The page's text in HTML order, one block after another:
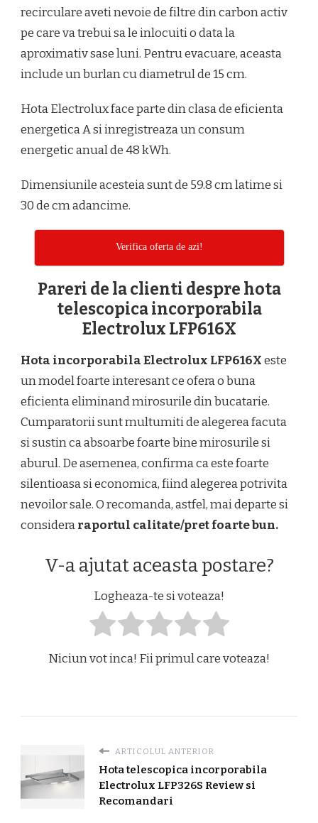
recirculare aveti nevoie de filtre din carbon activ
pe care va trebui sa le inlocuiti o data la
aproximativ sase luni. Pentru evacuare, aceasta
include un burlan cu diametrul de 15 cm.
Hota Electrolux face parte din clasa de eficienta
energetica A si inregistreaza un consum
energetic anual de 48 kWh.
Dimensiunile acesteia sunt de 59.8 cm latime si
30 de cm adancime.
Verifica oferta de azi!
Pareri de la clienti despre hota
telescopica incorporabila
Electrolux LFP616X
Hota incorporabila Electrolux LFP616Xeste
un model foarte interesant ce ofera o buna
eficienta eliminand mirosurile din bucatarie.
Cumparatorii sunt multumiti de alegerea facuta
si sustin ca absoarbe foarte bine mirosurile si
aburul. De asemenea, confirma ca este foarte
silentioasa si economica, fiind alegerea potrivita
nevoilor sale. O recomanda, astfel, mai departe si
consideraraportul calitate/pret foarte bun.
V-a ajutat aceasta postare?
Logheaza-te si voteaza!
Niciun vot inca! Fii primul care voteaza!
ARTICOLUL ANTERIOR
Hota telescopica incorporabila
Electrolux LFP326S Review si
Recomandari